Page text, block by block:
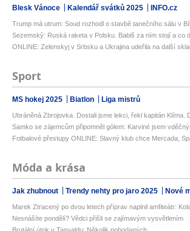
Blesk Vánoce Kalendář svátků 2025 INFO.cz
Trump má utrum: Soud rozhodl o stavbě tanečního sálu v
Sezemský: Ruská raketa v Polsku. Babiš za ním stojí a co
ONLINE: Zelenskyj v Srbsku a Ukrajina udeřila na další
Sport
MS hokej 2025 Biatlon Liga mistrů
Ubráněná Zbrojovka. Dostali jsme lekci, řekl kapitán Klíma.
Samko se zájemcům připomněl gólem: Karviné jsem
Fotbalové přestupy ONLINE: Slavný klub chce Mercada,
Móda a krása
Jak zhubnout Trendy nehty pro jaro 2025 Nové
Marek Ztracený po dvou letech příprav naplnil amfiteátr:
Nesnášíte pondělí? Vědci přišli se zajímavým vysvětlením